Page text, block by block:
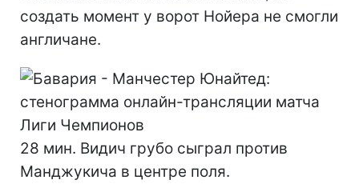
создать момент у ворот Нойера не смогли
англичане.
28 мин. Видич грубо сыграл против
Манджукича в центре поля.